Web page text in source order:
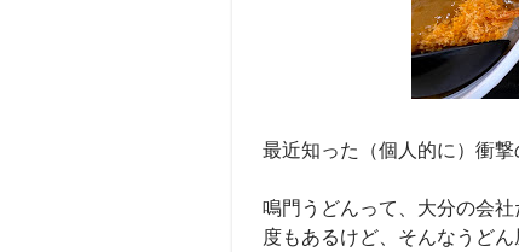
最近知った（個人的に）衝
鳴門うどんって、大分の会
度もあるけど、そんなうど